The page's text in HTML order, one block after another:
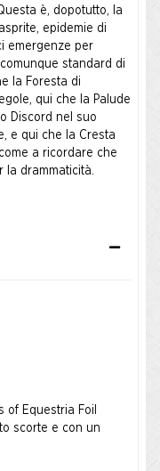
è, dopotutto, la
epidemie di
emergenze per
standard di
la Foresta di
qui che la Palude
Discord nel suo
e qui che la Cresta
a ricordare che
la drammaticità.
of Equestria Foil
scorte e con un